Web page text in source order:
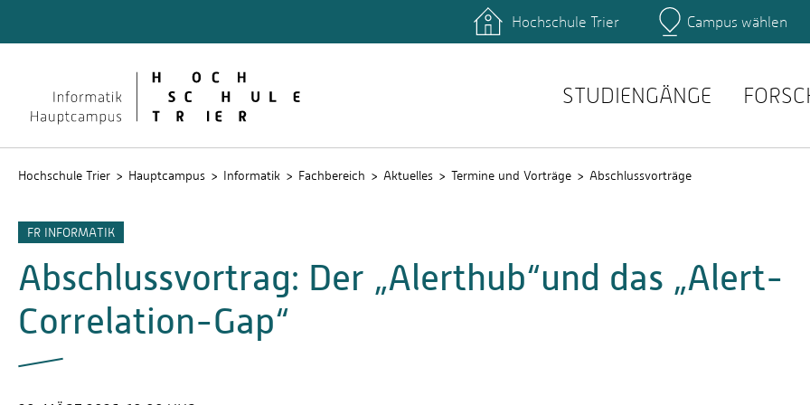
Studierende der Informatik Prüfungsordnungen
Hochschule Trier Campus wählen
STUDIENGÄNGE
Hochschule Trier Hauptcampus Informatik Fachbereich Aktuelles Termine und Vorträge Abschlussvorträge
FR INFORMATIK
Abschlussvortrag: Der „Alerthub“und das „Alert-
Correlation-Gap“